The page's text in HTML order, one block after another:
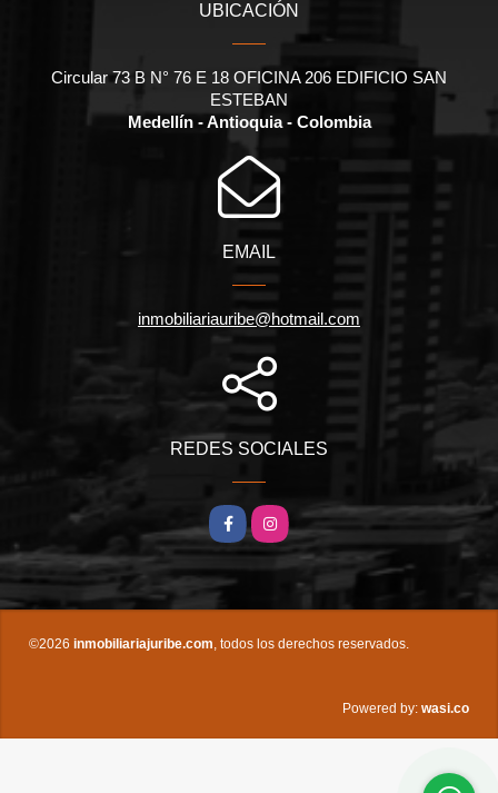
UBICACIÓN
Circular 73 B N° 76 E 18 OFICINA 206 EDIFICIO SAN
ESTEBAN
Medellín - Antioquia - Colombia
EMAIL
inmobiliariauribe@hotmail.com
REDES SOCIALES
FacebookInstagram
©2026 inmobiliariajuribe.com, todos los derechos reservados.
Powered by: wasi.co